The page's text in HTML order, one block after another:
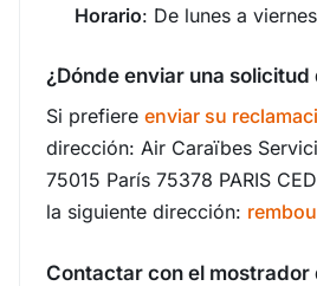
Horario: De lunes a
¿Dónde enviar una
Si prefiere enviar su
dirección: Air Caraïbes
75015 París 75378 PARIS
la siguiente dirección:
Contactar con el mostrador